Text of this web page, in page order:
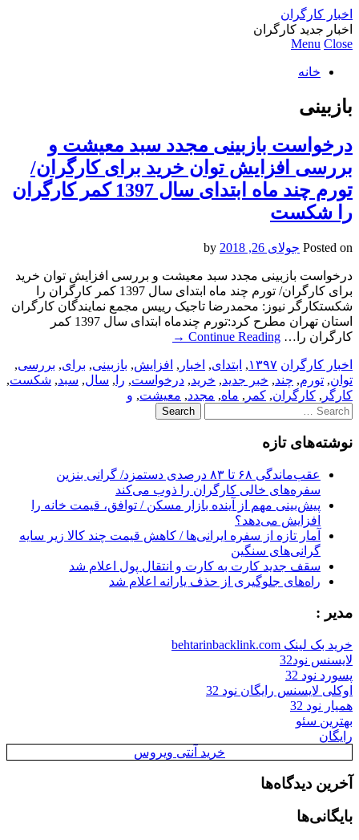
اخبار کارگران
اخبار جدید کارگران
Menu Close
خانه
بازبینی
درخواست بازبینی مجدد سبد معیشت و
بررسی افزایش توان خرید برای کارگران/
تورم چند ماه ابتدای سال 1397 کمر کارگران
را شکست
Posted on جولای 26, 2018
درخواست بازبینی مجدد سبد معیشت و بررسی افزایش توان خرید
برای کارگران/ تورم چند ماه ابتدای سال 1397 کمر کارگران را
شکستکارگر نیوز: محمدرضا تاجیک رییس مجمع نمایندگان کارگران
استان تهران مطرح کرد:تورم چندماه ابتدای سال 1397 کمر
کارگران را… Continue Reading
→
اخبار کارگران ۱۳۹۷, ابتدای, اخبار , افزایش, بازبینی, برای, بررسی,
توان, تورم, چند, خبر جدید, خرید, درخواست, را , سال, سبد, شکست,
کارگر , کارگران, کمر , ماه, مجدد, معیشت, و
Search
for:
نوشته‌های تازه
عقب‌ماندگی ۶۸ تا ۸۳ درصدی دستمزد/ گرانی بنزین
سفره‌های خالی کارگران را ذوب می‌کند
پیش‌بینی مهم از آینده بازار مسکن / توافق، قیمت خانه را
افزایش می‌دهد؟
آمار تازه از سفره ایرانی‌ها / کاهش قیمت چند کالا زیر سایه
گرانی‌های سنگین
سقف جدید کارت به کارت و انتقال پول اعلام شد
راه‌های جلوگیری از حذف یارانه اعلام شد
مدیر :
خرید بک لینک behtarinbacklink.com
لایسنس نود32
پسورد نود 32
اوکلی لایسنس رایگان نود 32
همیار نود 32
بهترین سئو
رایگان
خرید آنتی ویروس
آخرین دیدگاه‌ها
بایگانی‌ها